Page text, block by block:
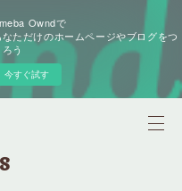
Owndで
なただけのホームページやブログをつ
ろう
今すぐ試す